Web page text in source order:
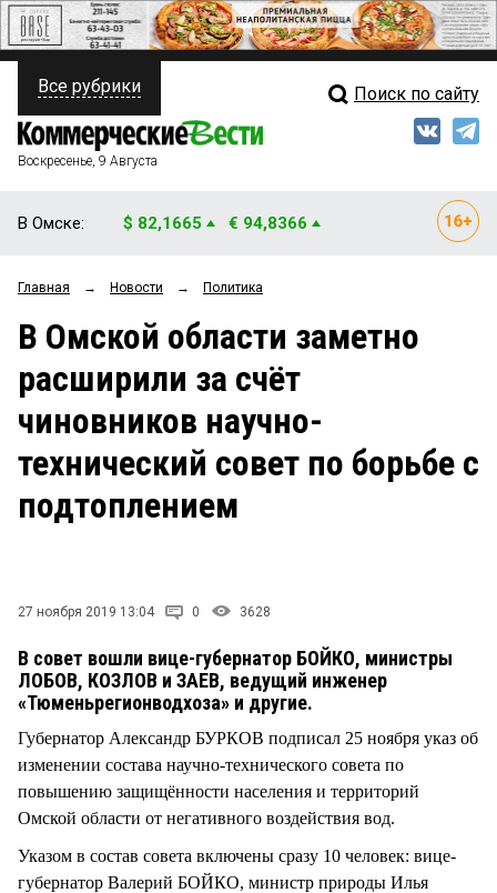
ПОЛИТИКА
ФИНАНСЫ
ОБЩЕСТВО
ЗАКОН
НОВОСТИ КОМПАНИЙ
СТИЛЬ ЖИЗНИ
Свежий выпуск
Рейтинги
Блоги
Архив
Все рубрики Поиск по сайту
Воскресенье, 9 Августа
В Омске: $ 82,1665 € 94,8366
Главная → Новости → Политика
В Омской области заметно
расширили за счёт
чиновников научно-
технический совет по борьбе с
подтоплением
27 ноября 2019 13:04 0 3628
В совет вошли вице-губернатор БОЙКО, министры
ЛОБОВ, КОЗЛОВ и ЗАЕВ, ведущий инженер
«Тюменьрегионводхоза» и другие.
Губернатор Александр БУРКОВ подписал 25 ноября указ об
изменении состава научно-технического совета по
повышению защищённости населения и территорий
Омской области от негативного воздействия вод.
Указом в состав совета включены сразу 10 человек: вице-
губернатор Валерий БОЙКО, министр природы Илья